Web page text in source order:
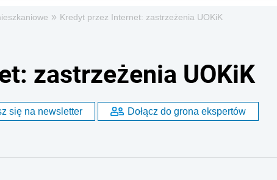
» Kredyt przez Internet: zastrzeżenia UOKiK
zastrzeżenia UOKiK
się na newsletter Dołącz do grona ekspertów